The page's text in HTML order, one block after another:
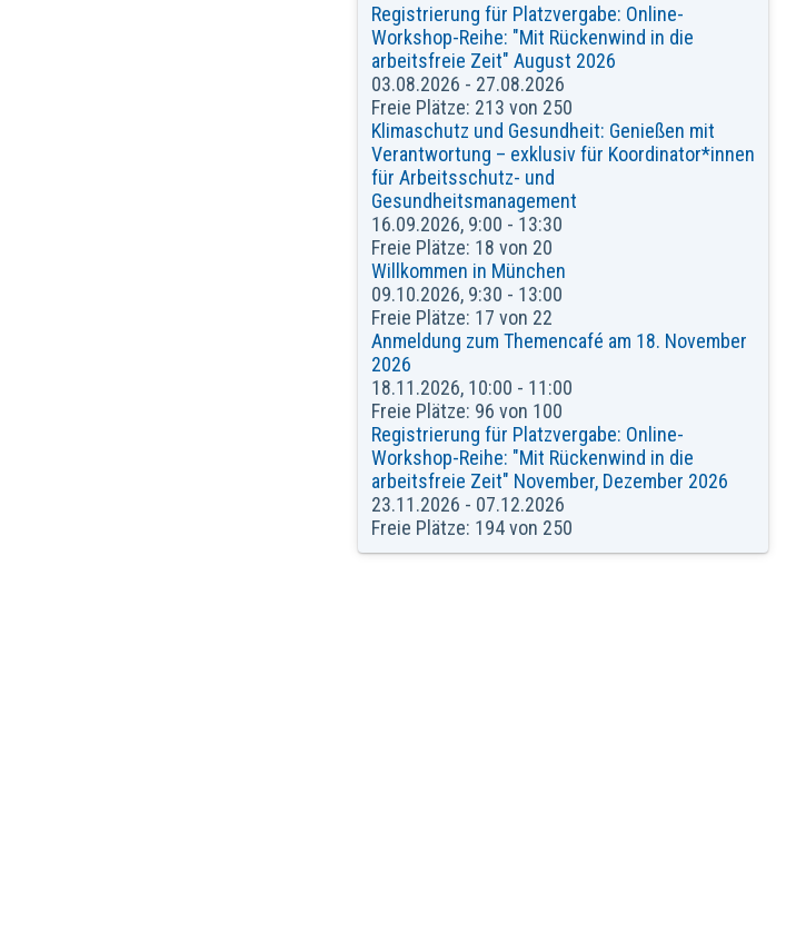
Registrierung für Platzvergabe: Online-
Workshop-Reihe: "Mit Rückenwind in die
arbeitsfreie Zeit" August 2026
03.08.2026 - 27.08.2026
Freie Plätze: 213 von 250
Klimaschutz und Gesundheit: Genießen mit
Verantwortung – exklusiv für Koordinator*innen
für Arbeitsschutz- und
Gesundheitsmanagement
16.09.2026, 9:00 - 13:30
Freie Plätze: 18 von 20
Willkommen in München
09.10.2026, 9:30 - 13:00
Freie Plätze: 17 von 22
Anmeldung zum Themencafé am 18. November
2026
18.11.2026, 10:00 - 11:00
Freie Plätze: 96 von 100
Registrierung für Platzvergabe: Online-
Workshop-Reihe: "Mit Rückenwind in die
arbeitsfreie Zeit" November, Dezember 2026
23.11.2026 - 07.12.2026
Freie Plätze: 194 von 250